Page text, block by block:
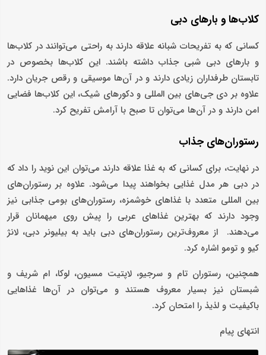
کلاب‌ها و بارهای دبی
کسانی که به تفریحات شبانه علاقه دارند به راحتی می‌توانند در کلاب‌ها
و بارهای دبی شبی جذاب داشته باشند. این کلاب‌ها بخصوص در
تابستان طرفداران زیادی دارند و در آن‌ها موسیقی و رقص جریان دارد.
علاوه بر دی جی‌های بین المللی و دکورهای شیک، این کلاب‌ها فضایی
امن دارند و در آن‌ها می‌توان تا صبح با آرامش تفریح کرد.
رستوران‌های جذاب
در نهایت، برای کسانی که به غذا علاقه دارند می‌توان این نوید را داد که
در دبی هر مدل غذایی بخواهند پیدا می‌شود. علاوه بر رستوران‌های
بین المللی متعدد با غذاهای خوشمزه، رستوران‌های بومی جذابی نیز
وجود دارند که بهترین غذاهای عربی را پیش روی میهمانان قرار
می‌دهند. از معروف‌ترین رستوران‌های دبی باید به بیلیونر دبی، لانژ
کیو و تومو اشاره کرد.
همچنین، رستوران تام و سرجیو، لاپتیت مسیون، لوکا، ام شریف و
شبستان نیز بسیار معروف هستند و می‌توان در آن‌ها غذاهایی
باکیفیت و لذیذ را امتحان کرد.
انتهای پیام